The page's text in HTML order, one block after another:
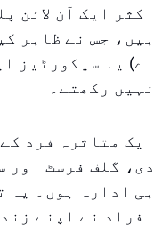
اکثر ایک آن لائن
ہیں، جس نے ظاہر
اے) یا سیکورٹیز
نہیں رکھتے۔
ایک متاثرہ فرد
دی، گلف فرسٹ اور
ہی ادارہ ہوں۔ یہ
افراد نے اپنے